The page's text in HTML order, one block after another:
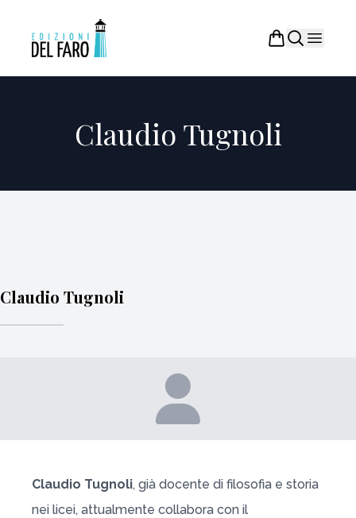
Claudio Tugnoli
Claudio Tugnoli
Claudio Tugnoli, già docente di filosofia e storia
nei licei, attualmente collabora con il